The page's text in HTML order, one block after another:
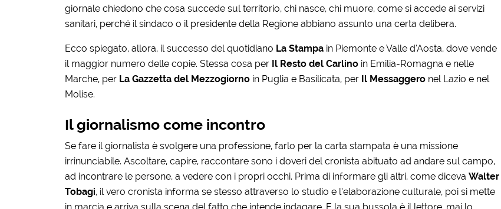
giornale chiedono che cosa succede sul territorio, chi nasce, chi muore, come si accede ai servizi
sanitari, perché il sindaco o il presidente della Regione abbiano assunto una certa delibera.
Ecco spiegato, allora, il successo del quotidiano La Stampain Piemonte e Valle d’Aosta, dove vende
il maggior numero delle copie. Stessa cosa per Il Resto del Carlinoin Emilia-Romagna e nelle
Marche, per La Gazzetta del Mezzogiornoin Puglia e Basilicata, per Il Messaggeronel Lazio e nel
Molise.
Il giornalismo come incontro
Se fare il giornalista è svolgere una professione, farlo per la carta stampata è una missione
irrinunciabile. Ascoltare, capire, raccontare sono i doveri del cronista abituato ad andare sul campo,
ad incontrare le persone, a vedere con i propri occhi. Prima di informare gli altri, come diceva Walter
Tobagi, il vero cronista informa se stesso attraverso lo studio e l’elaborazione culturale, poi si mette
in marcia e arriva sulla scena del fatto che intende indagare. E la sua bussola è il lettore, mai lo